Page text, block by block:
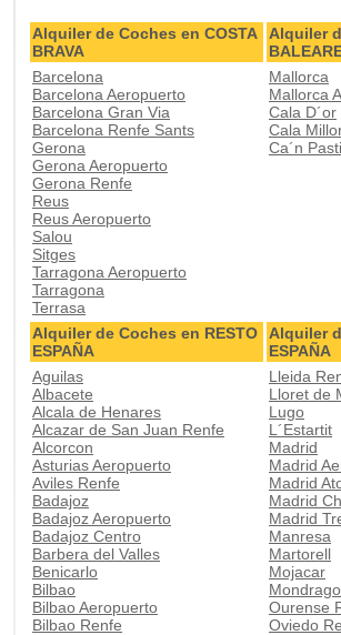
Alquiler de Coches en COSTA
BRAVA
Alquiler
Barcelona
Barcelona Aeropuerto
Barcelona Gran Via
Barcelona Renfe Sants
Gerona
Gerona Aeropuerto
Gerona Renfe
Reus
Reus Aeropuerto
Salou
Sitges
Tarragona Aeropuerto
Tarragona
Terrasa
Mallorca
Mallorca
Cala D´or
Cala
Ca´n
Alquiler de Coches en RESTO
ESPAÑA
Alquiler
ESPAÑA
Aguilas
Albacete
Alcala de Henares
Alcazar de San Juan Renfe
Alcorcon
Asturias Aeropuerto
Aviles Renfe
Badajoz
Badajoz Aeropuerto
Badajoz Centro
Barbera del Valles
Benicarlo
Bilbao
Bilbao Aeropuerto
Bilbao Renfe
Lleida
Lloret de
Lugo
L´Estartit
Madrid
Madrid
Madrid
Madrid
Madrid
Manresa
Martorell
Mojacar
Ourense
Oviedo